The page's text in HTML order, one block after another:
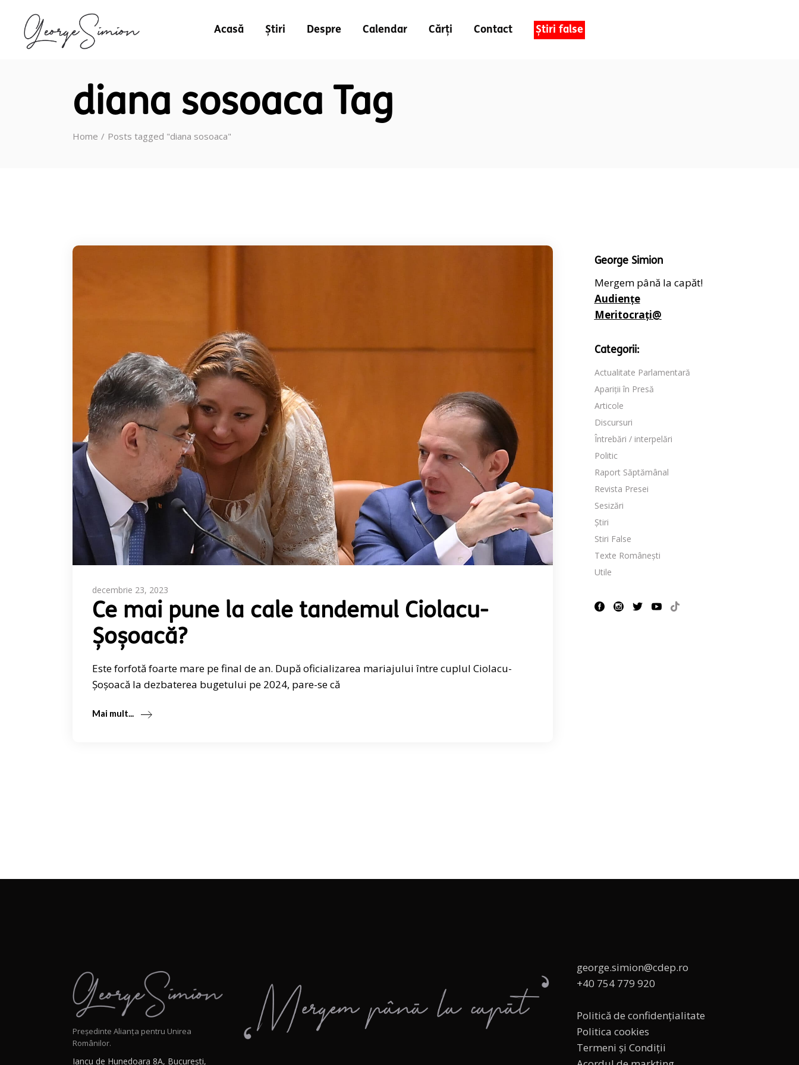
Acasă Știri Despre Calendar Cărți Contact Știri false
diana sosoaca Tag
Home Posts tagged "diana sosoaca"
decembrie 23, 2023
Ce mai pune la cale tandemul Ciolacu-
Șoșoacă?
Este forfotă foarte mare pe final de an. După oficializarea mariajului între cuplul Ciolacu-
Șoșoacă la dezbaterea bugetului pe 2024, pare-se că
Mai mult...
George Simion
Mergem până la capăt!
Audiențe
Meritocrați@
Categorii:
Actualitate Parlamentară
Apariții în Presă
Articole
Discursuri
Întrebări / interpelări
Politic
Raport Săptămânal
Revista Presei
Sesizări
Știri
Stiri False
Texte Românești
Utile
Președinte Alianța pentru Unirea
Românilor.
Iancu de Hunedoara 8A, București,
george.simion@cdep.ro
+40 754 779 920
Politică de confidențialitate
Politica cookies
Termeni și Condiții